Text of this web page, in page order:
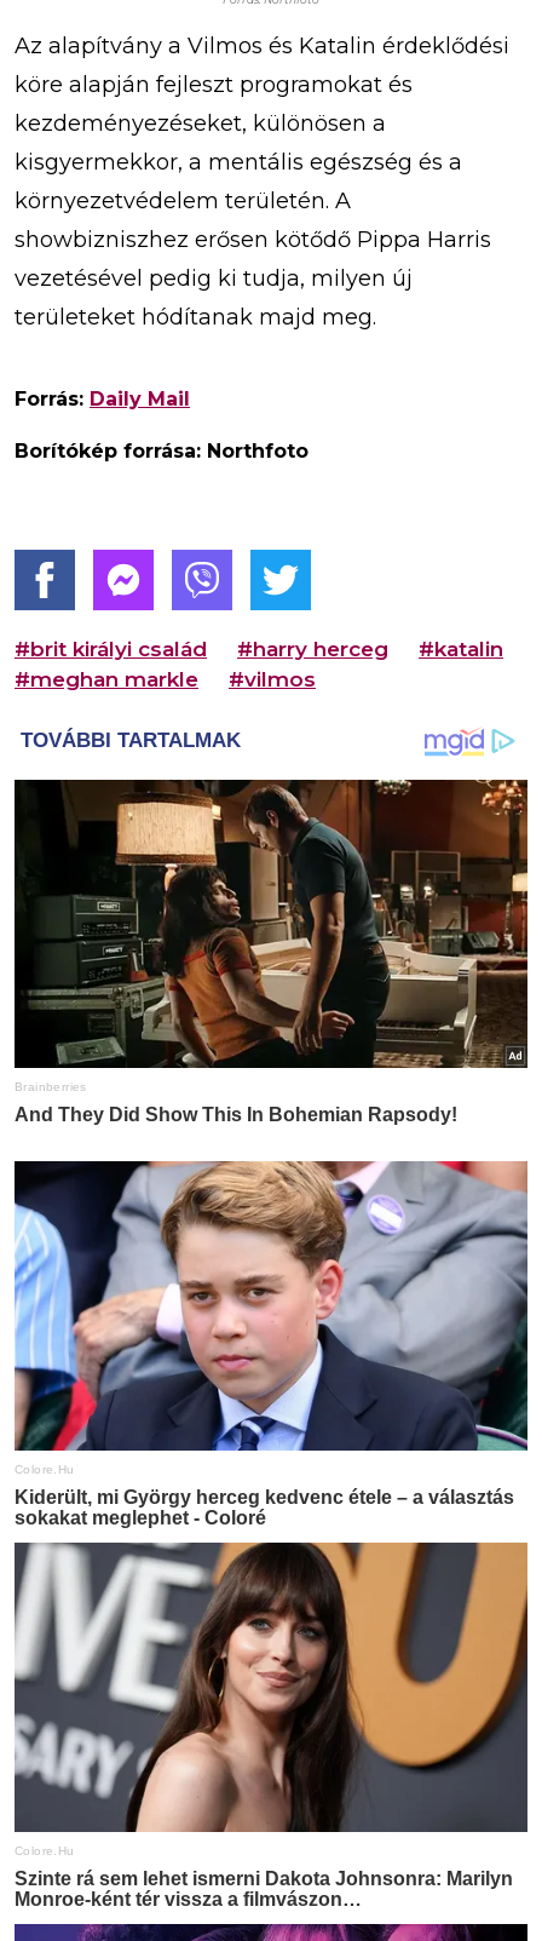
Az alapítvány a Vilmos és Katalin érdeklődési
köre alapján fejleszt programokat és
kezdeményezéseket, különösen a
kisgyermekkor, a mentális egészség és a
környezetvédelem területén. A
showbizniszhez erősen kötődő Pippa Harris
vezetésével pedig ki tudja, milyen új
területeket hódítanak majd meg.
Forrás: Daily Mail
Borítókép forrása: Northfoto
#brit királyi család #harry herceg
#katalin
#meghan markle
#vilmos